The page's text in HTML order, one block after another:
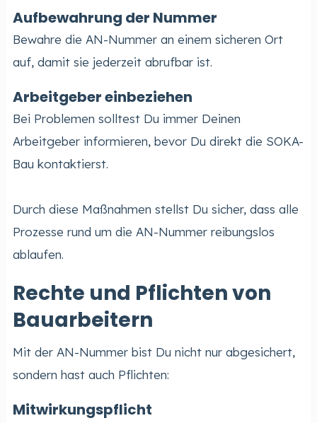
Aufbewahrung der Nummer
Bewahre die AN-Nummer an einem sicheren Ort
auf, damit sie jederzeit abrufbar ist.
Arbeitgeber einbeziehen
Bei Problemen solltest Du immer Deinen
Arbeitgeber informieren, bevor Du direkt die SOKA-
Bau kontaktierst.
Durch diese Maßnahmen stellst Du sicher, dass alle
Prozesse rund um die AN-Nummer reibungslos
ablaufen.
Rechte und Pflichten von
Bauarbeitern
Mit der AN-Nummer bist Du nicht nur abgesichert,
sondern hast auch Pflichten:
Mitwirkungspflicht